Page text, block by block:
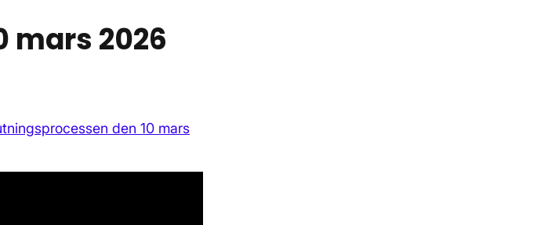
mars 2026
den 10 mars